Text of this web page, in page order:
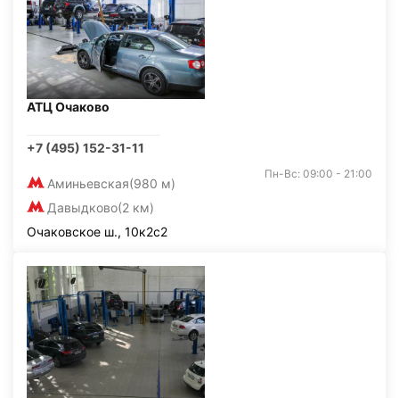
АТЦ Очаково
+7 (495) 152-31-11
Аминьевская(980 м)
Давыдково(2 км)
Пн-Вс: 09:00 - 21:00
Очаковское ш., 10к2с2